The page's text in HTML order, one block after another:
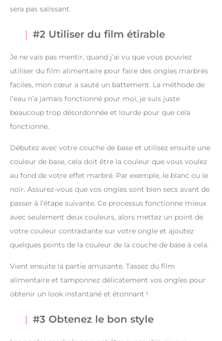
sera pas salissant.
#2 Utiliser du film étirable
Je ne vais pas mentir, quand j’ai vu que vous pouviez
utiliser du film alimentaire pour faire des ongles marbrés
faciles, mon cœur a sauté un battement. La méthode de
l’eau n’a jamais fonctionné pour moi, je suis juste
beaucoup trop désordonnée et lourde pour que cela
fonctionne.
Débutez avec votre couche de base et utilisez ensuite une
couleur de base, cela doit être la couleur que vous voulez
au fond de votre effet marbré. Par exemple, le blanc ou le
noir. Assurez-vous que vos ongles sont bien secs avant de
passer à l’étape suivante. Ce processus fonctionne mieux
avec seulement deux couleurs, alors mettez un point de
votre couleur contrastante sur votre ongle et ajoutez
quelques points de la couleur de la couche de base à cela.
Vient ensuite la partie amusante. Tassez du film
alimentaire et tamponnez délicatement vos ongles pour
obtenir un look instantané et étonnant !
#3 Obtenez le bon style